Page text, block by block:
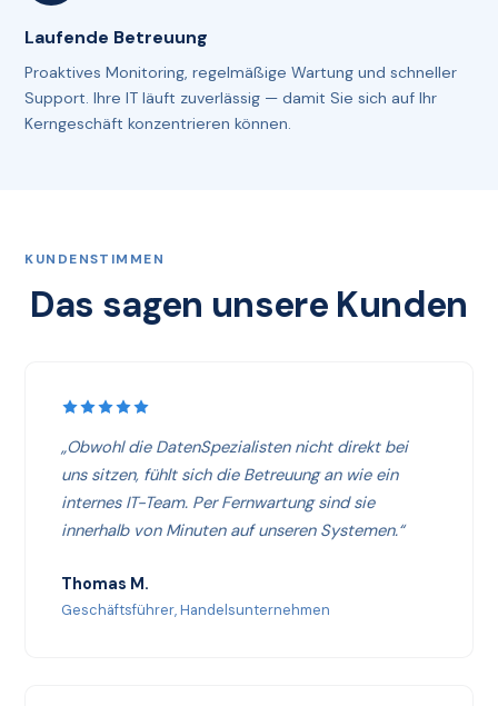
Laufende Betreuung
Proaktives Monitoring, regelmäßige Wartung und schneller
Support. Ihre IT läuft zuverlässig — damit Sie sich auf Ihr
Kerngeschäft konzentrieren können.
KUNDENSTIMMEN
Das sagen unsere Kunden
„Obwohl die DatenSpezialisten nicht direkt bei
uns sitzen, fühlt sich die Betreuung an wie ein
internes IT-Team. Per Fernwartung sind sie
innerhalb von Minuten auf unseren Systemen.“
Thomas M.
Geschäftsführer, Handelsunternehmen